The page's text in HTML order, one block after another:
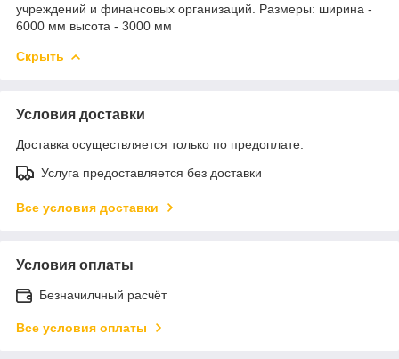
учреждений и финансовых организаций. Размеры: ширина -
6000 мм высота - 3000 мм
Скрыть
Условия доставки
Доставка осуществляется только по предоплате.
Услуга предоставляется без доставки
Все условия доставки
Условия оплаты
Безначилчный расчёт
Все условия оплаты